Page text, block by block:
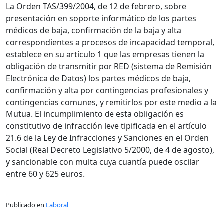
La Orden TAS/399/2004, de 12 de febrero, sobre
presentación en soporte informático de los partes
médicos de baja, confirmación de la baja y alta
correspondientes a procesos de incapacidad temporal,
establece en su artículo 1 que las empresas tienen la
obligación de transmitir por RED (sistema de Remisión
Electrónica de Datos) los partes médicos de baja,
confirmación y alta por contingencias profesionales y
contingencias comunes, y remitirlos por este medio a la
Mutua. El incumplimiento de esta obligación es
constitutivo de infracción leve tipificada en el artículo
21.6 de la Ley de Infracciones y Sanciones en el Orden
Social (Real Decreto Legislativo 5/2000, de 4 de agosto),
y sancionable con multa cuya cuantía puede oscilar
entre 60 y 625 euros.
Publicado en Laboral